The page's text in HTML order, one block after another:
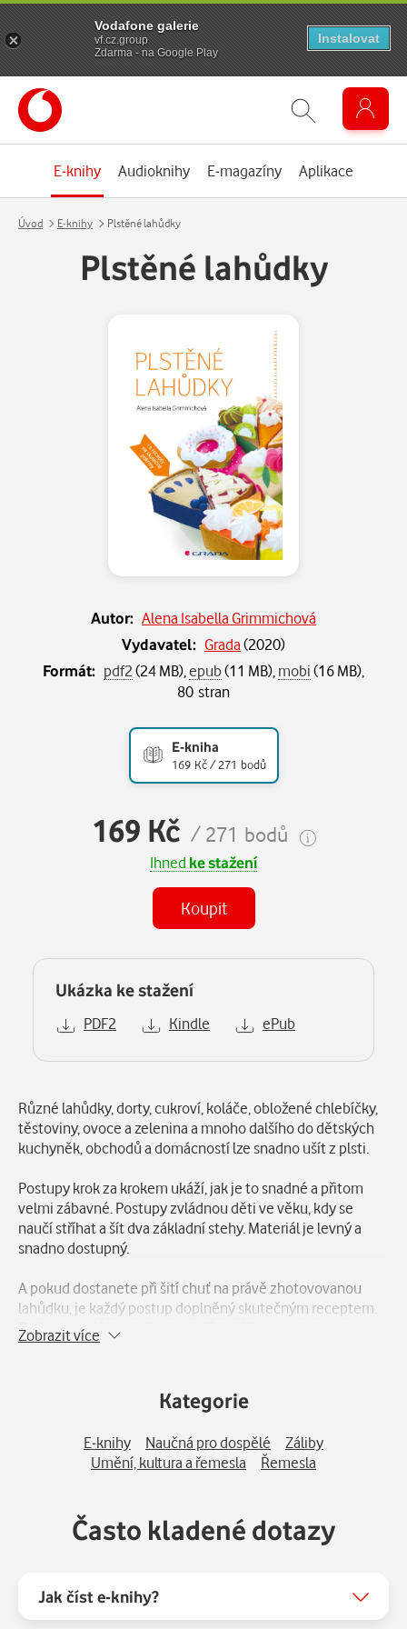
E-knihy Audioknihy E-magazíny Aplikace
Úvod E-knihy Plstěné lahůdky
Plstěné lahůdky
Autor: Alena Isabella Grimmichová
Vydavatel: Grada(2020)
Formát: pdf2(24 MB),epub(11 MB),mobi(16 MB),
80 stran
E-kniha
169 Kč / 271 bodů
169 Kč / 271 bodů
Ihned ke stažení
Koupit
Ukázka ke stažení
PDF2 Kindle ePub
Popis
Různé lahůdky, dorty, cukroví, koláče, obložené chlebíčky,
těstoviny, ovoce a zelenina a mnoho dalšího do dětských
kuchyněk, obchodů a domácností lze snadno ušít z plsti.
Postupy krok za krokem ukáží, jak je to snadné a přitom
velmi zábavné. Postupy zvládnou děti ve věku, kdy se
naučí stříhat a šít dva základní stehy. Materiál je levný a
snadno dostupný.
A pokud dostanete při šití chuť na právě zhotovovanou
lahůdku, je každý postup doplněný skutečným receptem.
Zatímco malá kuchařka bude šít koláče, maminka nebo
babička je upeče.
Zobrazit více
Kategorie
E-knihy Naučná pro dospělé
Záliby
Umění, kultura a řemesla
Řemesla
Často kladené dotazy
Jak číst e-knihy?
Vodafone galerie
vf.cz.group
Zdarma - na Google Play
Instalovat